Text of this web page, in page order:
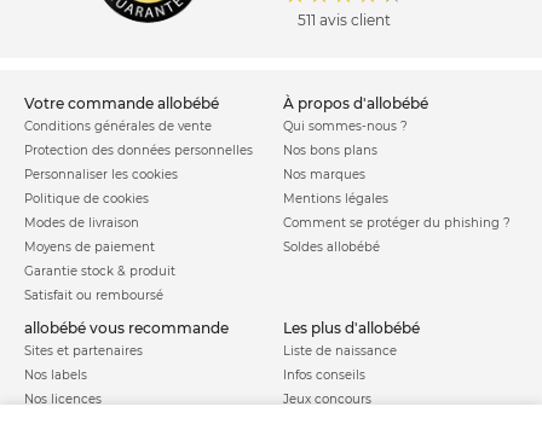
511 avis client
votre commande allobébé
Conditions générales de vente
Protection des données personnelles
Personnaliser les cookies
Politique de cookies
Modes de livraison
Moyens de paiement
Garantie stock & produit
Satisfait ou remboursé
à propos d'allobébé
Qui sommes-nous ?
Nos bons plans
Nos marques
Mentions légales
Comment se protéger du phishing ?
Soldes allobébé
allobébé vous recommande
Sites et partenaires
Nos labels
Nos licences
les plus d'allobébé
Liste de naissance
Infos conseils
Jeux concours